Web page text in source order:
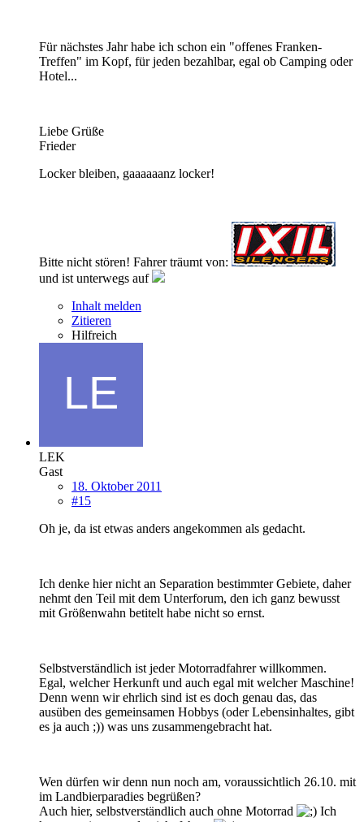
Für nächstes Jahr habe ich schon ein "offenes Franken-
Treffen" im Kopf, für jeden bezahlbar, egal ob Camping oder
Hotel...
Liebe Grüße
Frieder
Locker bleiben, gaaaaaanz locker!
Bitte nicht stören! Fahrer träumt von:
und ist unterwegs auf
Inhalt melden
Zitieren
Hilfreich
LEK
Gast
18. Oktober 2011
#15
Oh je, da ist etwas anders angekommen als gedacht.
Ich denke hier nicht an Separation bestimmter Gebiete, daher
nehmt den Teil mit dem Unterforum, den ich ganz bewusst
mit Größenwahn betitelt habe nicht so ernst.
Selbstverständlich ist jeder Motorradfahrer willkommen.
Egal, welcher Herkunft und auch egal mit welcher Maschine!
Denn wenn wir ehrlich sind ist es doch genau das, das
ausüben des gemeinsamen Hobbys (oder Lebensinhaltes, gibt
es ja auch ;)) was uns zusammengebracht hat.
Wen dürfen wir denn nun noch am, voraussichtlich 26.10. mit
im Landbierparadies begrüßen?
Auch hier, selbstverständlich auch ohne Motorrad
Ich